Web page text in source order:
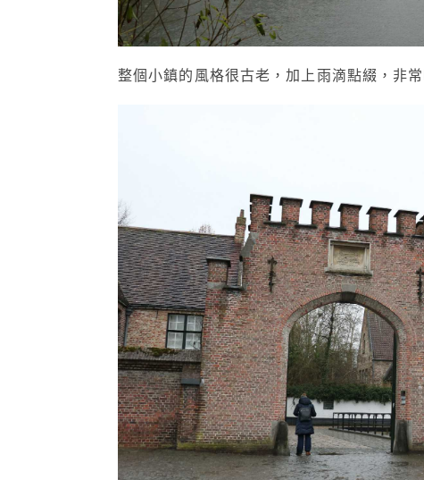
整個小鎮的風格很古老，加上雨滴點綴，非常